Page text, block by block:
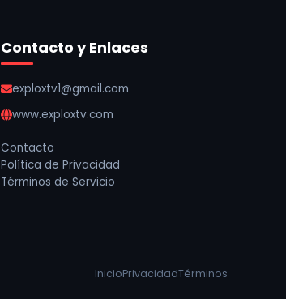
Contacto y Enlaces
exploxtv1@gmail.com
www.exploxtv.com
Contacto
Política de Privacidad
Términos de Servicio
InicioPrivacidadTérminos